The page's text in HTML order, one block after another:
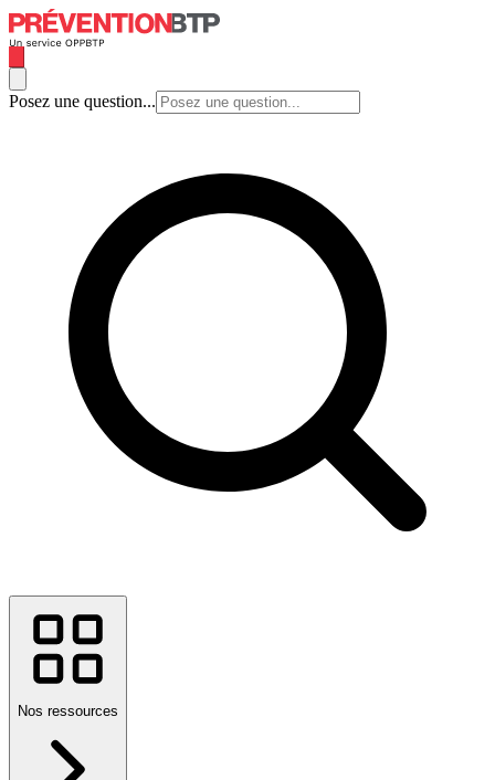
Posez une question...
Nos ressources